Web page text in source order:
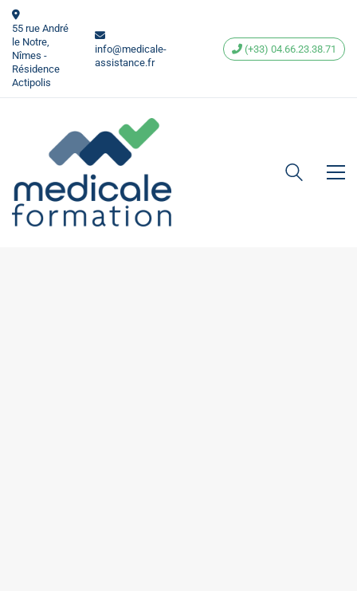
55 rue André
le Notre,
Nîmes -
Résidence
Actipolis
info@medicale-
assistance.fr
(+33) 04.66.23.38.71